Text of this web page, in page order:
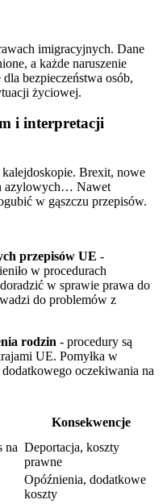
imigracyjnych. Dane
a każde naruszenie
bezpieczeństwa osób,
życiowej.
i interpretacji
Brexit, nowe
azylowych… Nawet
w gąszczu przepisów.
przepisów UE -
w procedurach
w sprawie prawa do
do problemów z
rodzin - procedury są
UE. Pomyłka w
oczekiwania na
Konsekwencje
na Deportacja, koszty
prawne
Opóźnienia, dodatkowe
koszty